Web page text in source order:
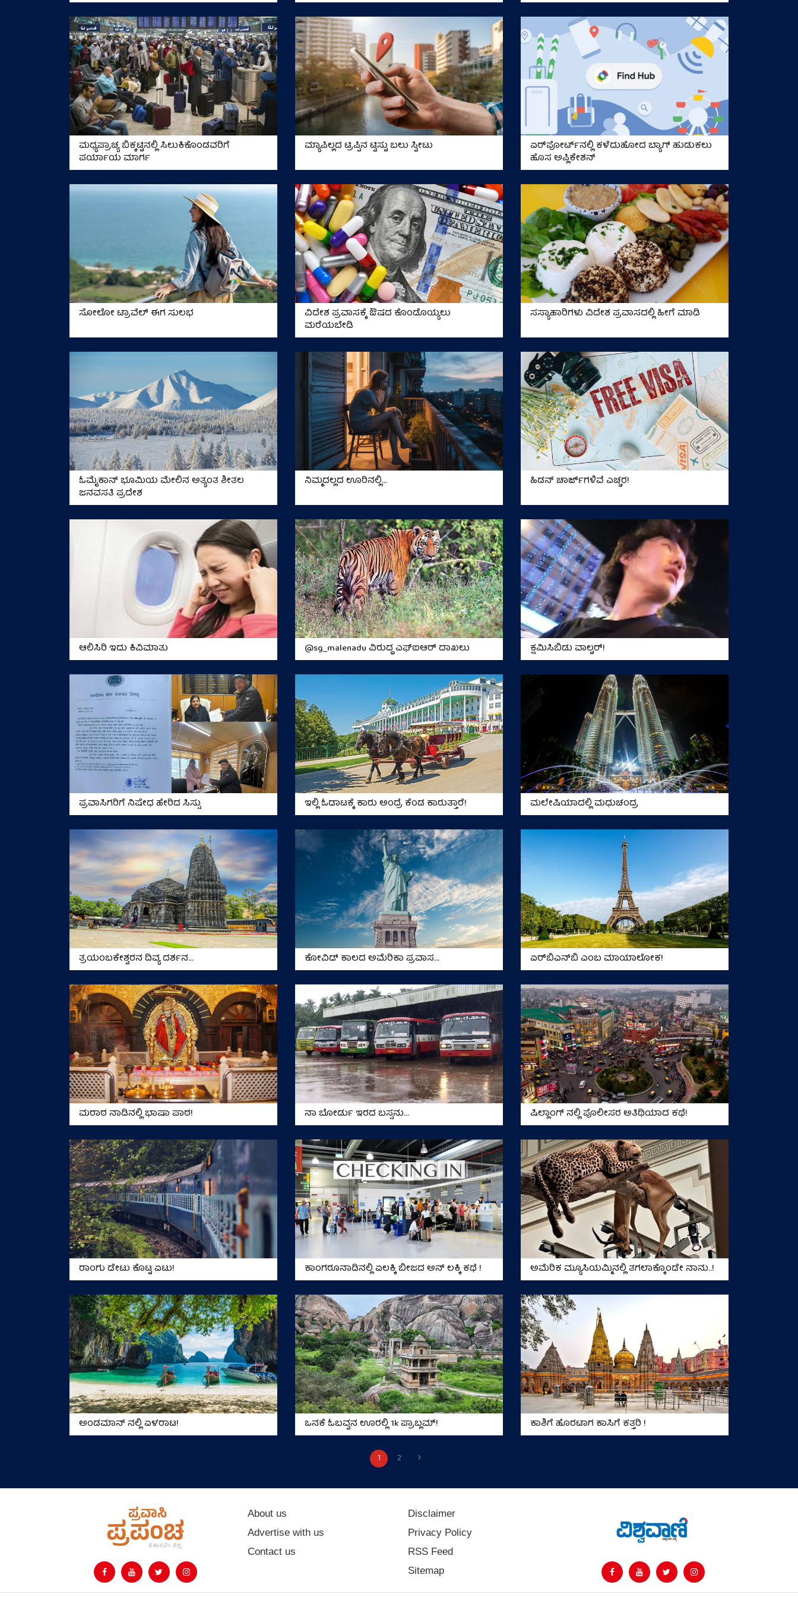
ಮಧ್ಯಪ್ರಾಚ್ಯ ಬಿಕ್ಕಟ್ಟಿನಲ್ಲಿ ಸಿಲುಕಿಕೊಂಡವರಿಗೆ
ಪರ್ಯಾಯ ಮಾರ್ಗ
ಮ್ಯಾಪಿಲ್ಲದ ಟ್ರಿಪ್ಪಿನ ಟ್ವಿಸ್ಟು ಬಲು ಸ್ವೀಟು
ಏರ್‌ಪೋರ್ಟ್‌ನಲ್ಲಿ ಕಳೆದುಹೋದ ಬ್ಯಾಗ್‌ ಹುಡುಕಲು
ಹೊಸ ಅಪ್ಲಿಕೇಶನ್
ಸೋಲೋ ಟ್ರಾವೆಲ್‌ ಈಗ ಸುಲಭ
ವಿದೇಶ ಪ್ರವಾಸಕ್ಕೆ ಔಷದ ಕೊಂಡೊಯ್ಯಲು
ಮರೆಯಬೇಡಿ
ಸಸ್ಯಾಹಾರಿಗಳು ವಿದೇಶ ಪ್ರವಾಸದಲ್ಲಿ ಹೀಗೆ ಮಾಡಿ
ಓಮೈಕಾನ್ ಭೂಮಿಯ ಮೇಲಿನ ಅತ್ಯಂತ ಶೀತಲ
ಜನವಸತಿ ಪ್ರದೇಶ
ನಿಮ್ಮದಲ್ಲದ ಊರಿನಲ್ಲಿ... ಹಿಡನ್‌ ಚಾರ್ಜ್‌ಗಳಿವೆ ಎಚ್ಚರ!
ಆಲಿಸಿರಿ ಇದು ಕಿವಿಮಾತು @sg_malenadu ವಿರುದ್ಧ ಎಫ್‌ಐಆರ್‌ ದಾಖಲು ಕ್ಷಮಿಸಿಬಿಡು ವಾಲ್ಟರ್!
ಪ್ರವಾಸಿಗರಿಗೆ ನಿಷೇಧ ಹೇರಿದ ಸಿಸ್ಸು ಇಲ್ಲಿ ಓಡಾಟಕ್ಕೆ ಕಾರು ಅಂದ್ರೆ ಕೆಂಡ ಕಾರುತ್ತಾರೆ! ಮಲೇಷಿಯಾದಲ್ಲಿ ಮಧುಚಂದ್ರ
ತ್ರಯಂಬಕೇಶ್ವರನ ದಿವ್ಯ ದರ್ಶನ... ಕೋವಿಡ್ ಕಾಲದ ಅಮೆರಿಕಾ ಪ್ರವಾಸ... ಏರ್‌ಬಿಎನ್‌ಬಿ ಎಂಬ ಮಾಯಾಲೋಕ!
ಮರಾಠ ನಾಡಿನಲ್ಲಿ ಭಾಷಾ ಪಾಠ! ನಾ ಬೋರ್ಡು ಇರದ ಬಸ್ಸನು… ಷಿಲ್ಲಾಂಗ್ ನಲ್ಲಿ ಪೊಲೀಸರ ಅತಿಥಿಯಾದ ಕಥೆ!
ರಾಂಗು ಡೇಟು ಕೊಟ್ಟ ಏಟು! ಕಾಂಗರೂನಾಡಿನಲ್ಲಿ ಏಲಕ್ಕಿ ಬೀಜದ ಅನ್ ಲಕ್ಕಿ ಕಥೆ ! ಅಮೆರಿಕ ಮ್ಯೂಸಿಯಮ್ಮಿನಲ್ಲಿ ತಗಲಾಕ್ಕೊಂಡೇ ನಾನು..!
ಅಂಡಮಾನ್ ನಲ್ಲಿ ಏಳರಾಟ! ಒನಕೆ ಓಬವ್ವನ ಊರಲ್ಲಿ 1k ಪ್ರಾಬ್ಲಮ್! ಕಾಶಿಗೆ ಹೊರಟಾಗ ಕಾಸಿಗೆ ಕತ್ತರಿ !
1 2
About us
Advertise with us
Contact us
Disclaimer
Privacy Policy
RSS Feed
Sitemap